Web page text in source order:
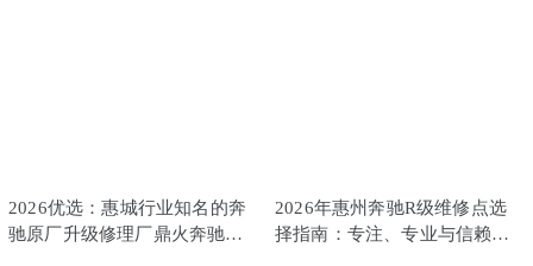
2026优选：惠城行业知名的奔
驰原厂升级修理厂鼎火奔驰专
2026年惠州奔驰R级维修点选
择指南：专注、专业与信赖之